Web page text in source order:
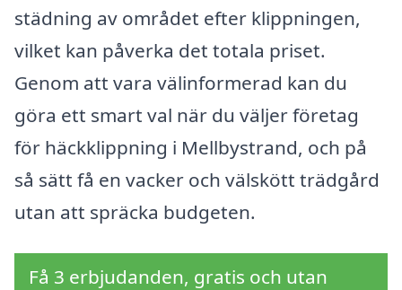
städning av området efter klippningen,
vilket kan påverka det totala priset.
Genom att vara välinformerad kan du
göra ett smart val när du väljer företag
för häckklippning i Mellbystrand, och på
så sätt få en vacker och välskött trädgård
utan att spräcka budgeten.
Få 3 erbjudanden, gratis och utan